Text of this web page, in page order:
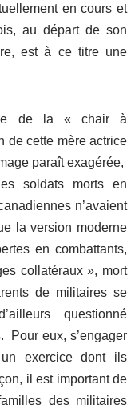
en cours et
au départ de son
est à ce titre une
de la « chair à
de cette mère actrice
paraît exagérée,
soldats morts en
n’avaient
la version moderne
en combattants,
collatéraux », mort
de militaires se
questionné
Pour eux, s’engager
exercice dont ils
il est important de
des militaires